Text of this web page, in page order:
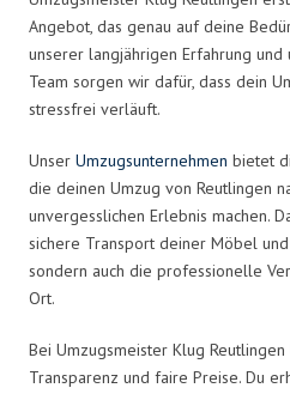
Angebot, das genau auf deine
unserer langjährigen Erfahrung
Team sorgen wir dafür, dass dein
stressfrei verläuft.
Unser Umzugsunternehmen bietet
die deinen Umzug von Reutlingen
unvergesslichen Erlebnis machen.
sichere Transport deiner Möbel
sondern auch die professionelle
Ort.
Bei Umzugsmeister Klug
Transparenz und faire Preise. Du